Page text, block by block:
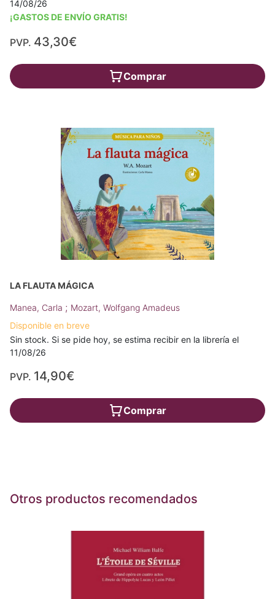
14/08/26
¡GASTOS DE ENVÍO GRATIS!
PVP. 43,30€
Comprar
LA FLAUTA MÁGICA
Manea, Carla ; Mozart, Wolfgang Amadeus
Disponible en breve
Sin stock. Si se pide hoy, se estima recibir en la librería el
11/08/26
PVP. 14,90€
Comprar
Otros productos recomendados